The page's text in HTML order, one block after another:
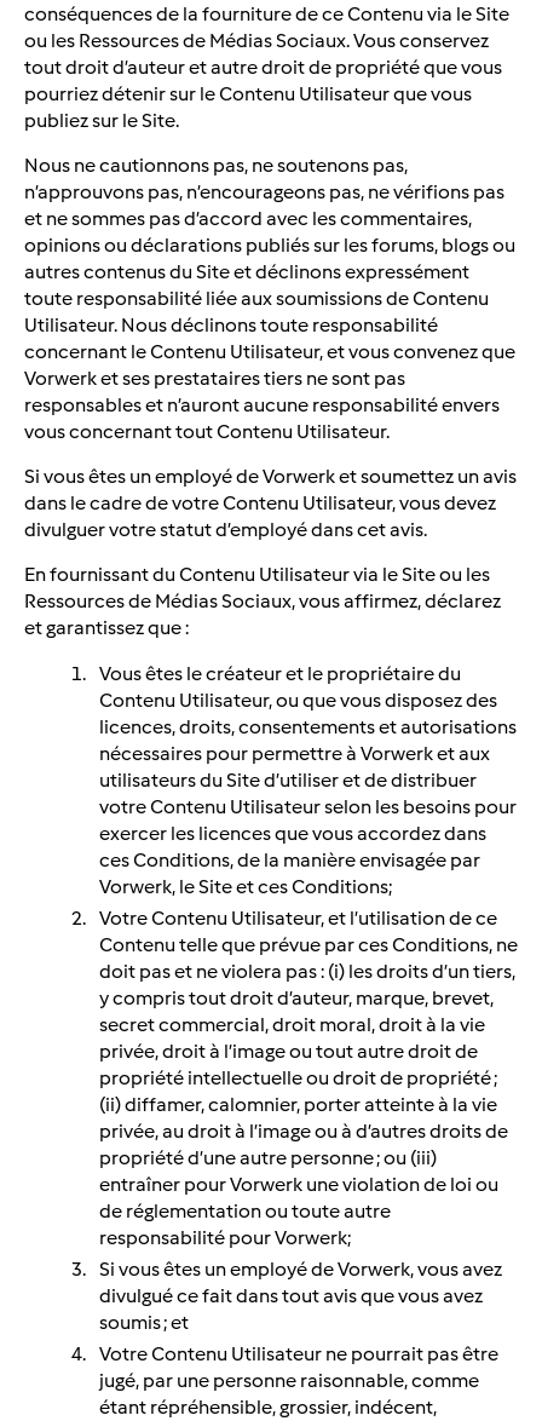
conséquences de la fourniture de ce Contenu via le Site
ou les Ressources de Médias Sociaux. Vous conservez
tout droit d’auteur et autre droit de propriété que vous
pourriez détenir sur le Contenu Utilisateur que vous
publiez sur le Site.
Nous ne cautionnons pas, ne soutenons pas,
n’approuvons pas, n’encourageons pas, ne vérifions pas
et ne sommes pas d’accord avec les commentaires,
opinions ou déclarations publiés sur les forums, blogs ou
autres contenus du Site et déclinons expressément
toute responsabilité liée aux soumissions de Contenu
Utilisateur. Nous déclinons toute responsabilité
concernant le Contenu Utilisateur, et vous convenez que
Vorwerk et ses prestataires tiers ne sont pas
responsables et n’auront aucune responsabilité envers
vous concernant tout Contenu Utilisateur.
Si vous êtes un employé de Vorwerk et soumettez un avis
dans le cadre de votre Contenu Utilisateur, vous devez
divulguer votre statut d’employé dans cet avis.
En fournissant du Contenu Utilisateur via le Site ou les
Ressources de Médias Sociaux, vous affirmez, déclarez
et garantissez que :
Vous êtes le créateur et le propriétaire du
Contenu Utilisateur, ou que vous disposez des
licences, droits, consentements et autorisations
nécessaires pour permettre à Vorwerk et aux
utilisateurs du Site d’utiliser et de distribuer
votre Contenu Utilisateur selon les besoins pour
exercer les licences que vous accordez dans
ces Conditions, de la manière envisagée par
Vorwerk, le Site et ces Conditions;
Votre Contenu Utilisateur, et l’utilisation de ce
Contenu telle que prévue par ces Conditions, ne
doit pas et ne violera pas : (i) les droits d’un tiers,
y compris tout droit d’auteur, marque, brevet,
secret commercial, droit moral, droit à la vie
privée, droit à l’image ou tout autre droit de
propriété intellectuelle ou droit de propriété ;
(ii) diffamer, calomnier, porter atteinte à la vie
privée, au droit à l’image ou à d’autres droits de
propriété d’une autre personne ; ou (iii)
entraîner pour Vorwerk une violation de loi ou
de réglementation ou toute autre
responsabilité pour Vorwerk;
Si vous êtes un employé de Vorwerk, vous avez
divulgué ce fait dans tout avis que vous avez
soumis ; et
Votre Contenu Utilisateur ne pourrait pas être
jugé, par une personne raisonnable, comme
étant répréhensible, grossier, indécent,